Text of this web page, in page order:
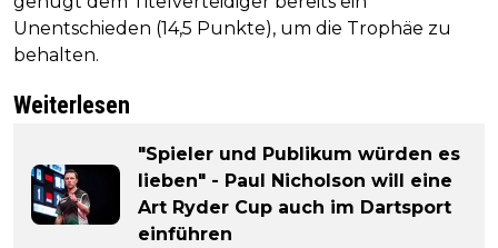
Unentschieden (14,5 Punkte), um die Trophäe zu
behalten.
Weiterlesen
"Spieler und Publikum würden es
lieben" - Paul Nicholson will eine
Art Ryder Cup auch im Dartsport
einführen